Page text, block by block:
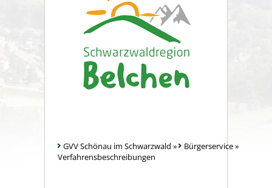
GVV Schönau im Schwarzwald » Bürgerservice»
Verfahrensbeschreibungen